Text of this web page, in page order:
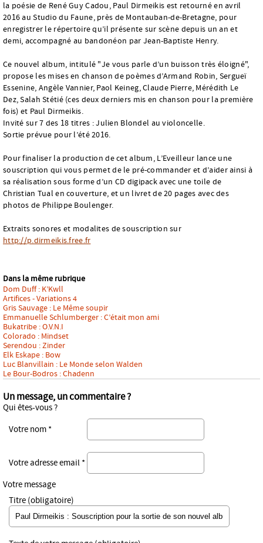
la poésie de René Guy Cadou, Paul Dirmeikis est retourné en avril
2016 au Studio du Faune, près de Montauban-de-Bretagne, pour
enregistrer le répertoire qu’il présente sur scène depuis un an et
demi, accompagné au bandonéon par Jean-Baptiste Henry.
Ce nouvel album, intitulé "Je vous parle d’un buisson très éloigné",
propose les mises en chanson de poèmes d’Armand Robin, Sergueï
Essenine, Angèle Vannier, Paol Keineg, Claude Pierre, Mérédith Le
Dez, Salah Stétié (ces deux derniers mis en chanson pour la première
fois) et Paul Dirmeikis.
Invité sur 7 des 18 titres : Julien Blondel au violoncelle.
Sortie prévue pour l’été 2016.
Pour finaliser la production de cet album, L’Eveilleur lance une
souscription qui vous permet de le pré-commander et d’aider ainsi à
sa réalisation sous forme d’un CD digipack avec une toile de
Christian Tual en couverture, et un livret de 20 pages avec des
photos de Philippe Boulenger.
Extraits sonores et modalites de souscription sur
http://p.dirmeikis.free.fr
Dans la même rubrique
Dom Duff : K’Kwll
Artifices - Variations 4
Gris Sauvage : Le Même soupir
Emmanuelle Schlumberger : C’était mon ami
Bukatribe : O.V.N.I
Colorado : Mindset
Serendou : Zinder
Elk Eskape : Bow
Luc Blanvillain : Le Monde selon Walden
Le Bour-Bodros : Chadenn
Un message, un commentaire ?
Qui êtes-vous ?
Votre nom *
Votre adresse email *
Votre message
Titre (obligatoire)